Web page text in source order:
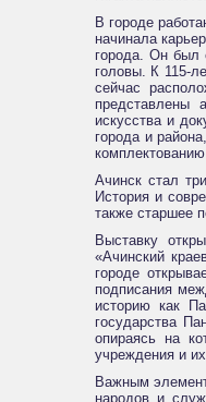
В городе
начинала
города. Он был
головы. К 115-
сейчас
представлены
искусства и
города и
Ачинск стал
История и
также старшее
Выставку
«Ачинский
городе
подписания
историю как
государства
опираясь на
учреждения и
Важным
народов и